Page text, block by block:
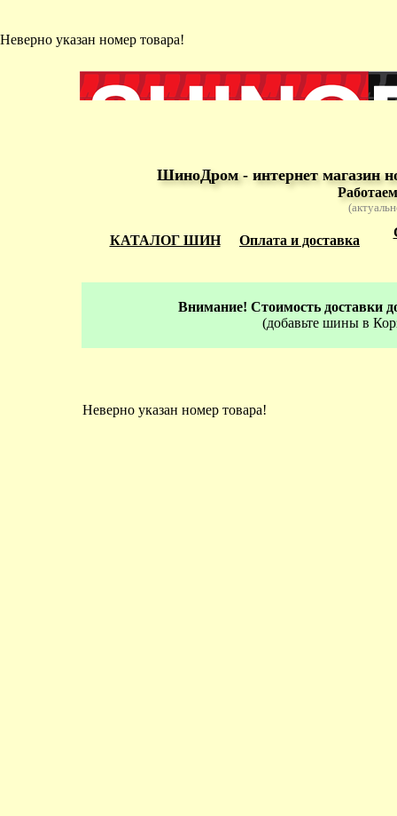
Неверно указан номер товара!
ШиноДром - интернет магазин
КАТАЛОГ ШИН Оплата и доставка
Внимание! Стоимость доставки
(добавьте шины в
Неверно указан номер товара!